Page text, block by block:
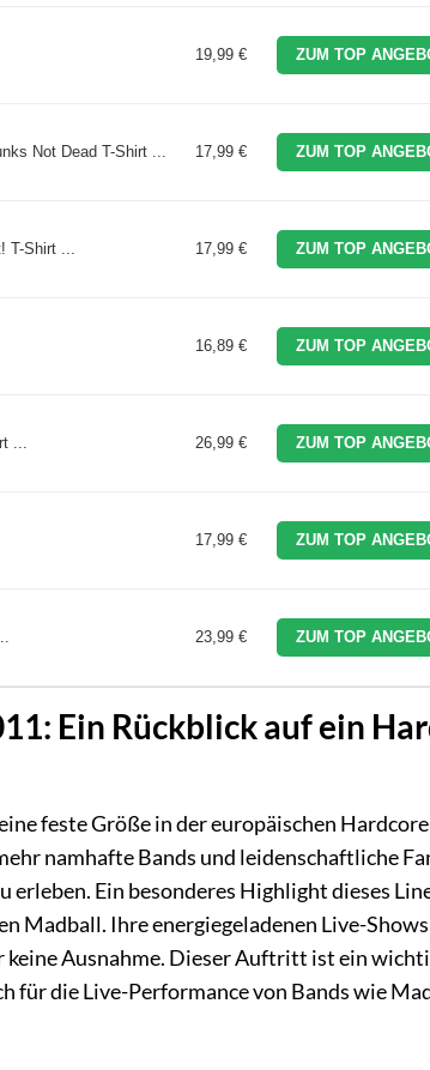
19,99 € ZUM TOP
Not Dead T-Shirt ... 17,99 € ZUM TOP
T-Shirt ... 17,99 € ZUM TOP
16,89 € ZUM TOP
... 26,99 € ZUM TOP
17,99 € ZUM TOP
23,99 € ZUM TOP
Ein Rückblick auf ein
feste Größe in der europäischen
namhafte Bands und leidenschaftliche
Ein besonderes Highlight dieses
Ihre energiegeladenen Live-Shows
Ausnahme. Dieser Auftritt ist ein
für die Live-Performance von Bands wie